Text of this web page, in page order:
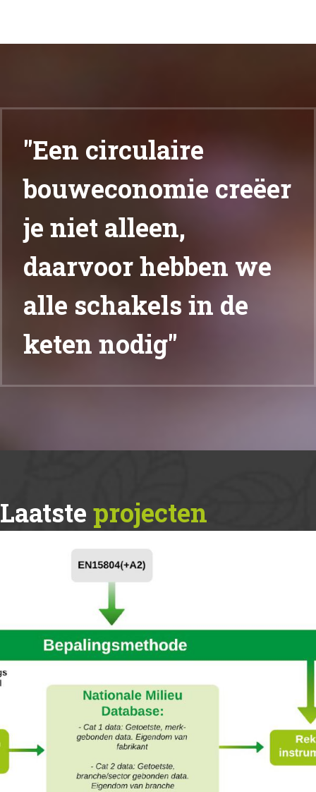
"Een circulaire
bouweconomie creëer
je niet alleen,
daarvoor hebben we
alle schakels in de
keten nodig"
Laatste projecten